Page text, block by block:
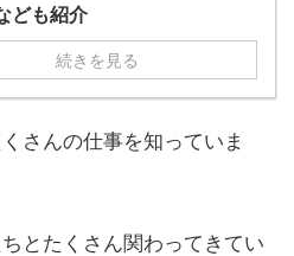
ども紹介
続きを見る
さんの仕事を知っていま
とたくさん関わってきてい